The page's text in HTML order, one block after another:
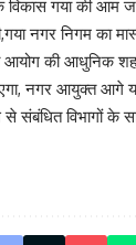
विकास गया की आम
नगर निगम का
आयोग की आधुनिक
नगर आयुक्त आगे
संबंधित विभागों के